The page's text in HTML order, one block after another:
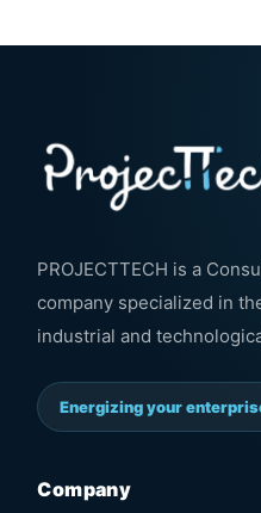
PROJECTTECH is a
company specialized in
industrial and
Energizing your
Company